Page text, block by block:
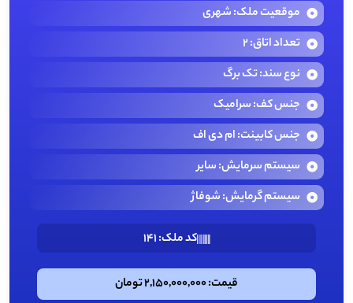
موقعیت ملک: شهری
تعداد اتاق: 2
نوع سند: تک برگ
جنس کف: سرامیک
جنس کابینت: ام دی اف
سیستم سرمایش: سایر
سیستم گرمایش: شوفاژ
کد ملک: 141
قیمت: 2,150,000,000 تومان